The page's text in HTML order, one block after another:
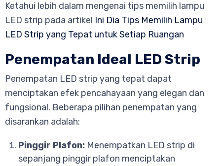
Ketahui lebih dalam mengenai tips memilih lampu
LED strip pada artikel Ini Dia Tips Memilih Lampu
LED Strip yang Tepat untuk Setiap Ruangan
Penempatan Ideal LED Strip
Penempatan LED strip yang tepat dapat
menciptakan efek pencahayaan yang elegan dan
fungsional. Beberapa pilihan penempatan yang
disarankan adalah:
Pinggir Plafon: Menempatkan LED strip di
sepanjang pinggir plafon menciptakan